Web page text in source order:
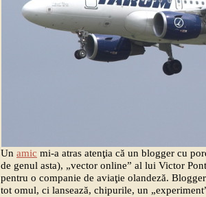
Un amic mi-a atras atenţia că un blogger cu
de genul asta), „vector online” al lui Victor
pentru o companie de aviaţie olandeză.
tot omul, ci lansează, chipurile, un